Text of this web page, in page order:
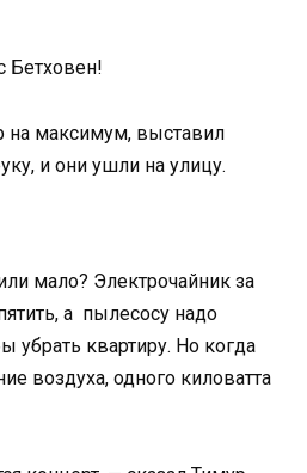
Бетховен!
на максимум, выставил
и они ушли на улицу.
мало? Электрочайник за
а пылесосу надо
убрать квартиру. Но когда
воздуха, одного киловатта